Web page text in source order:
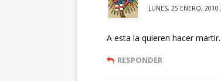
LUNES, 25 ENERO, 2010
A esta la quieren hacer
RESPONDER